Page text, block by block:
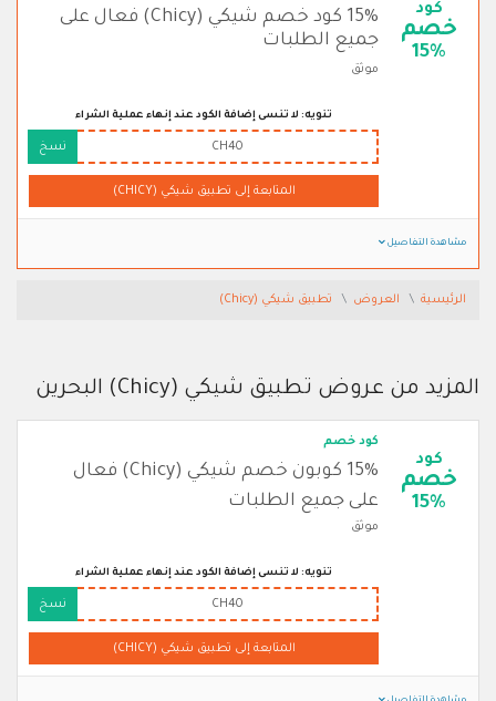
كود
خصم
15%
15% كود خصم شيكي (Chicy) فعال على
جميع الطلبات
موثق
تنويه: لا تنسى إضافة الكود عند إنهاء عملية الشراء
CH40 نسخ
المتابعة إلى تطبيق شيكي (CHICY)
مشاهدة التفاصيل
الرئيسية العروض تطبيق شيكي (Chicy)
المزيد من عروض تطبيق شيكي (Chicy) البحرين
كود
خصم
15%
كود خصم
15% كوبون خصم شيكي (Chicy) فعال
على جميع الطلبات
موثق
تنويه: لا تنسى إضافة الكود عند إنهاء عملية الشراء
CH40 نسخ
المتابعة إلى تطبيق شيكي (CHICY)